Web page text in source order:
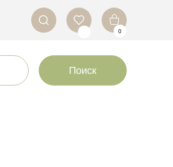
0
Поиск